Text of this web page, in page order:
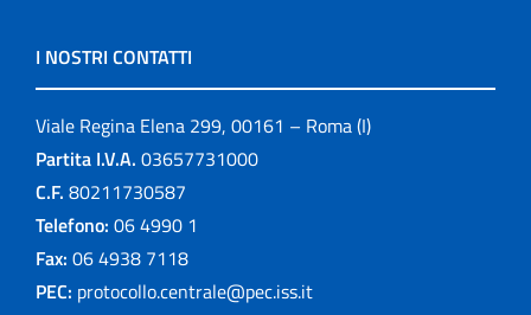
I NOSTRI CONTATTI
Viale Regina Elena 299, 00161 – Roma (I)
Partita I.V.A. 03657731000
C.F. 80211730587
Telefono: 06 4990 1
Fax: 06 4938 7118
PEC: protocollo.centrale@pec.iss.it